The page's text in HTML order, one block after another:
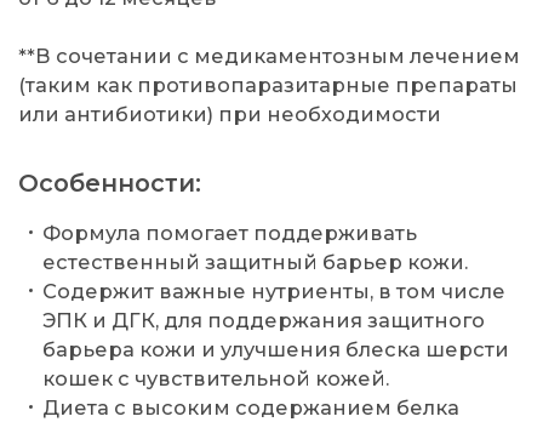
**В сочетании с медикаментозным лечением
(таким как противопаразитарные препараты
или антибиотики) при необходимости
Особенности:
Формула помогает поддерживать
естественный защитный барьер кожи.
Содержит важные нутриенты, в том числе
ЭПК и ДГК, для поддержания защитного
барьера кожи и улучшения блеска шерсти
кошек с чувствительной кожей.
Диета с высоким содержанием белка